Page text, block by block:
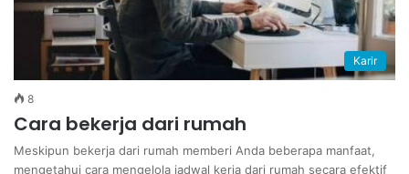
Karir
8
Cara bekerja dari rumah
Meskipun bekerja dari rumah memberi Anda beberapa manfaat,
mengetahui cara mengelola jadwal kerja dari rumah secara efektif